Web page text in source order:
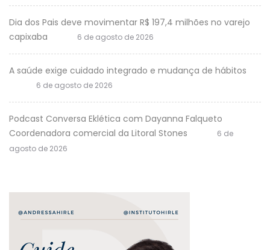
Dia dos Pais deve movimentar R$ 197,4 milhões no varejo
capixaba
6 de agosto de 2026
A saúde exige cuidado integrado e mudança de hábitos
6 de agosto de 2026
Podcast Conversa Eklética com Dayanna Falqueto
Coordenadora comercial da Litoral Stones
6 de
agosto de 2026